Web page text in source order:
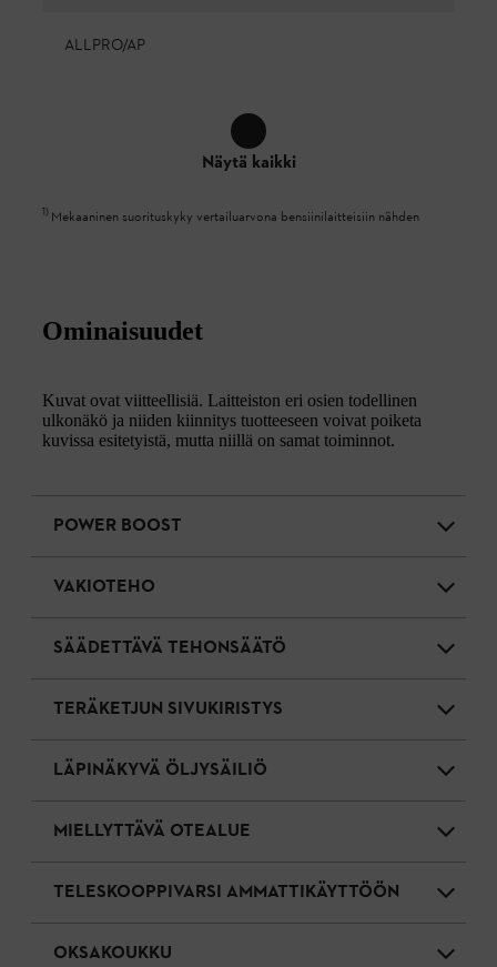
ALLPRO/AP
Näytä kaikki
1) Mekaaninen suorituskyky vertailuarvona bensiinilaitteisiin nähden
Ominaisuudet
Kuvat ovat viitteellisiä. Laitteiston eri osien todellinen
ulkonäkö ja niiden kiinnitys tuotteeseen voivat poiketa
kuvissa esitetyistä, mutta niillä on samat toiminnot.
POWER BOOST
VAKIOTEHO
SÄÄDETTÄVÄ TEHONSÄÄTÖ
TERÄKETJUN SIVUKIRISTYS
LÄPINÄKYVÄ ÖLJYSÄILIÖ
MIELLYTTÄVÄ OTEALUE
TELESKOOPPIVARSI AMMATTIKÄYTTÖÖN
OKSAKOUKKU